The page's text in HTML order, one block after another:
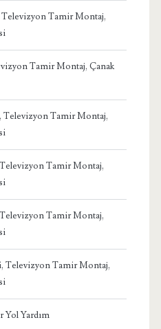
Tamir Montaj,
Tamir Montaj, Çanak
Televizyon Tamir Montaj,
Tamir Montaj,
Tamir Montaj,
Televizyon Tamir Montaj,
Yol Yardım